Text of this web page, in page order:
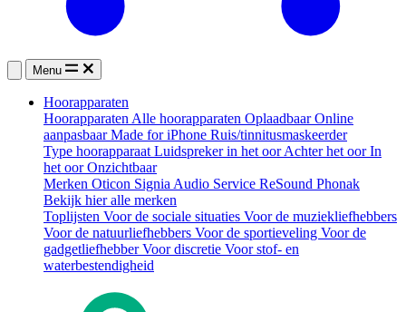
Menu
Hoorapparaten
Hoorapparaten Alle hoorapparaten OplaadbaarOnline
aanpasbaarMade for iPhone Ruis/tinnitusmaskeerder
Type hoorapparaat Luidspreker in het oorAchter het oorIn
het oorOnzichtbaar
Merken Oticon Signia Audio Service ReSound Phonak
Bekijk hier alle merken
Toplijsten Voor de sociale situaties Voor de muziekliefhebbers
Voor de natuurliefhebbers Voor de sportieveling Voor de
gadgetliefhebberVoor discretie Voor stof- en
waterbestendigheid